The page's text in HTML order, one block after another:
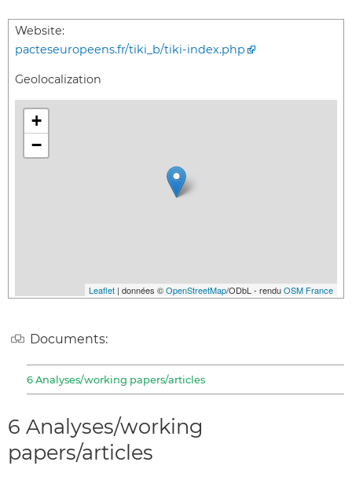
Website:
pacteseuropeens.fr/tiki_b/tiki-index.php
Geolocalization
+
−
Leaflet | données ©OpenStreetMap/ODbL - renduOSM France
Documents:
6 Analyses/working papers/articles
6 Analyses/working
papers/articles